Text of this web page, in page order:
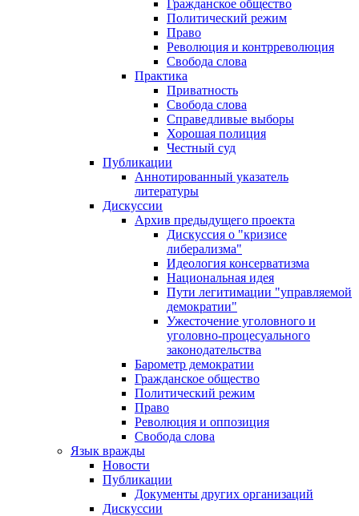
Гражданское общество
Политический режим
Право
Революция и контрреволюция
Свобода слова
Практика
Приватность
Свобода слова
Справедливые выборы
Хорошая полиция
Честный суд
Публикации
Аннотированный указатель
литературы
Дискуссии
Архив предыдущего проекта
Дискуссия о "кризисе
либерализма"
Идеология консерватизма
Национальная идея
Пути легитимации "управляемой
демократии"
Ужесточение уголовного и
уголовно-процесуального
законодательства
Барометр демократии
Гражданское общество
Политический режим
Право
Революция и оппозиция
Свобода слова
Язык вражды
Новости
Публикации
Документы других организаций
Дискуссии